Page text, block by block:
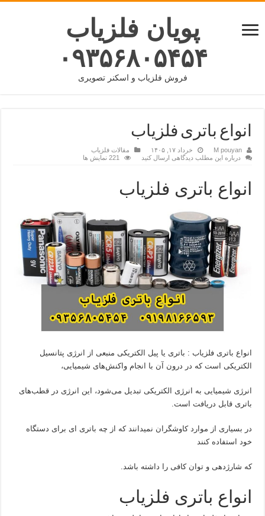
پویان فلزیاب
۰۹۳۵۶۸۰۵۴۵۴
فروش فلزیاب و اسکنر تصویری
انواع باتری فلزیاب
M pouyan خرداد ۱۷, ۱۴۰۵
مقالات فلزیاب
درباره این مطلب دیدگاهی ارسال کنید
221 نمایش ها
انواع باتری فلزیاب
انواع باتری فلزیاب : باتری یا پیل الکتریکی منبعی از انرژی پتانسیل
الکتریکی است که در درون آن با انجام واکنش‌های شیمیایی،
انرژی شیمیایی به انرژی الکتریکی تبدیل می‌شود، این انرژی در قطب‌های
باتری قابل دریافت است.
در بسیاری از موارد کاوشگران نمیدانند که از چه باتری ای برای دستگاه
خود استفاده کنند
که شارژدهی و توان کافی را داشته باشد.
انواع باتری فلزیاب